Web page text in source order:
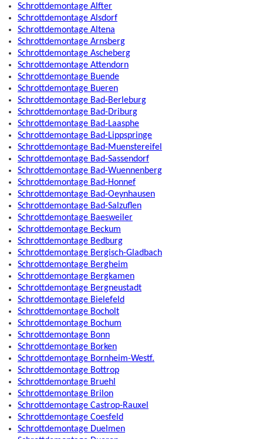
Schrottdemontage Alfter
Schrottdemontage Alsdorf
Schrottdemontage Altena
Schrottdemontage Arnsberg
Schrottdemontage Ascheberg
Schrottdemontage Attendorn
Schrottdemontage Buende
Schrottdemontage Bueren
Schrottdemontage Bad-Berleburg
Schrottdemontage Bad-Driburg
Schrottdemontage Bad-Laasphe
Schrottdemontage Bad-Lippspringe
Schrottdemontage Bad-Muenstereifel
Schrottdemontage Bad-Sassendorf
Schrottdemontage Bad-Wuennenberg
Schrottdemontage Bad-Honnef
Schrottdemontage Bad-Oeynhausen
Schrottdemontage Bad-Salzuflen
Schrottdemontage Baesweiler
Schrottdemontage Beckum
Schrottdemontage Bedburg
Schrottdemontage Bergisch-Gladbach
Schrottdemontage Bergheim
Schrottdemontage Bergkamen
Schrottdemontage Bergneustadt
Schrottdemontage Bielefeld
Schrottdemontage Bocholt
Schrottdemontage Bochum
Schrottdemontage Bonn
Schrottdemontage Borken
Schrottdemontage Bornheim-Westf.
Schrottdemontage Bottrop
Schrottdemontage Bruehl
Schrottdemontage Brilon
Schrottdemontage Castrop-Rauxel
Schrottdemontage Coesfeld
Schrottdemontage Duelmen